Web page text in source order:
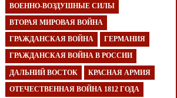
ВОЕННО-ВОЗДУШНЫЕ СИЛЫ
ВТОРАЯ МИРОВАЯ ВОЙНА
ГРАЖДАНСКАЯ ВОЙНА ГЕРМАНИЯ
ГРАЖДАНСКАЯ ВОЙНА В РОССИИ
ДАЛЬНИЙ ВОСТОК КРАСНАЯ АРМИЯ
ОТЕЧЕСТВЕННАЯ ВОЙНА 1812 ГОДА